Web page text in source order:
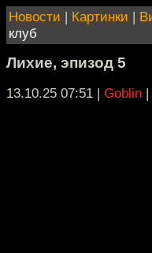
Новости | Картинки |
клуб
Лихие, эпизод 5
13.10.25 07:51 | Goblin |